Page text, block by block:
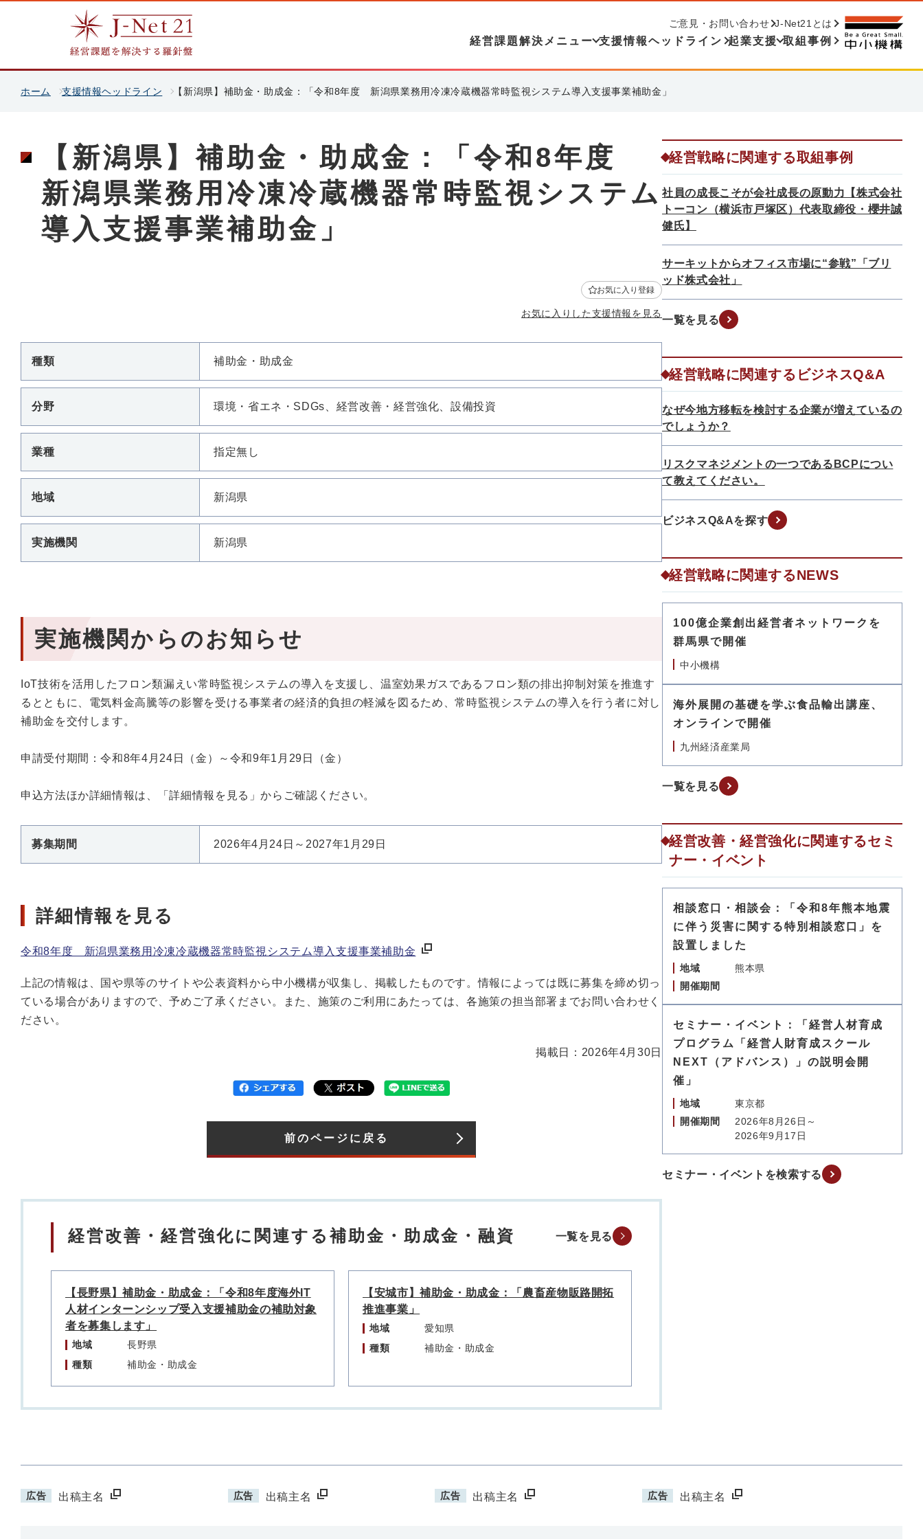
経営課題解決メニュー 支援情報ヘッドライン 起業支援 取組事例
ご意見・お問い合わせ J-Net21とは
ホーム 支援情報ヘッドライン 【新潟県】補助金・助成金：「令和8年度 新潟県業務用冷凍冷蔵機器常時監視システム導入支援事業補助金」
【新潟県】補助金・助成金：「令和8年度
新潟県業務用冷凍冷蔵機器常時監視システム
導入支援事業補助金」
お気に入り登録
お気に入りした支援情報を見る
種類 補助金・助成金
分野 環境・省エネ・SDGs、経営改善・経営強化、設備投資
業種 指定無し
地域 新潟県
実施機関 新潟県
実施機関からのお知らせ
IoT技術を活用したフロン類漏えい常時監視システムの導入を支援し、温室効果ガスであるフロン類の排出抑制対策を推進す
るとともに、電気料金高騰等の影響を受ける事業者の経済的負担の軽減を図るため、常時監視システムの導入を行う者に対し
補助金を交付します。
申請受付期間：令和8年4月24日（金）～令和9年1月29日（金）
申込方法ほか詳細情報は、「詳細情報を見る」からご確認ください。
募集期間 2026年4月24日～2027年1月29日
詳細情報を見る
令和8年度 新潟県業務用冷凍冷蔵機器常時監視システム導入支援事業補助金
上記の情報は、国や県等のサイトや公表資料から中小機構が収集し、掲載したものです。情報によっては既に募集を締め切っ
ている場合がありますので、予めご了承ください。また、施策のご利用にあたっては、各施策の担当部署までお問い合わせく
ださい。
掲載日：2026年4月30日
前のページに戻る
経営改善・経営強化に関連する補助金・助成金・融資 一覧を見る
【長野県】補助金・助成金：「令和8年度海外IT
人材インターンシップ受入支援補助金の補助対象
者を募集します」
地域
長野県
種類
補助金・助成金
【安城市】補助金・助成金：「農畜産物販路開拓
推進事業」
地域
愛知県
種類
補助金・助成金
経営戦略に関連する取組事例
社員の成長こそが会社成長の原動力【株式会社
トーコン（横浜市戸塚区）代表取締役・櫻井誠
健氏】
サーキットからオフィス市場に“参戦”「ブリ
ッド株式会社」
一覧を見る
経営戦略に関連するビジネスQ&A
なぜ今地方移転を検討する企業が増えているの
でしょうか？
リスクマネジメントの一つであるBCPについ
て教えてください。
ビジネスQ&Aを探す
経営戦略に関連するNEWS
100億企業創出経営者ネットワークを
群馬県で開催
中小機構
海外展開の基礎を学ぶ食品輸出講座、
オンラインで開催
九州経済産業局
一覧を見る
経営改善・経営強化に関連するセミ
ナー・イベント
相談窓口・相談会：「令和8年熊本地震
に伴う災害に関する特別相談窓口」を
設置しました
地域
熊本県
開催期間
セミナー・イベント：「経営人材育成
プログラム「経営人財育成スクール
NEXT（アドバンス）」の説明会開
催」
地域
東京都
開催期間
2026年8月26日～
2026年9月17日
セミナー・イベントを検索する
広告 出稿主名 広告 出稿主名 広告 出稿主名 広告 出稿主名